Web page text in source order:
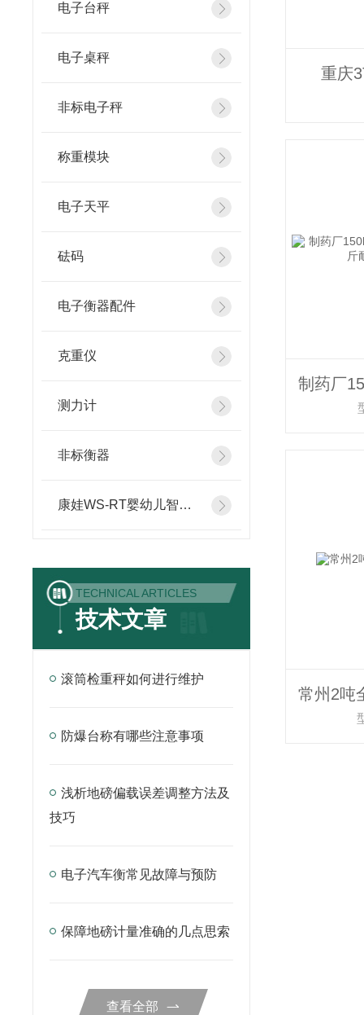
电子台秤
电子桌秤
非标电子秤
称重模块
电子天平
砝码
电子衡器配件
克重仪
测力计
非标衡器
康娃WS-RT婴幼儿智能体检仪
TECHNICAL ARTICLES
技术文章
滚筒检重秤如何进行维护
防爆台称有哪些注意事项
浅析地磅偏载误差调整方法及
技巧
电子汽车衡常见故障与预防
保障地磅计量准确的几点思索
查看全部
重庆